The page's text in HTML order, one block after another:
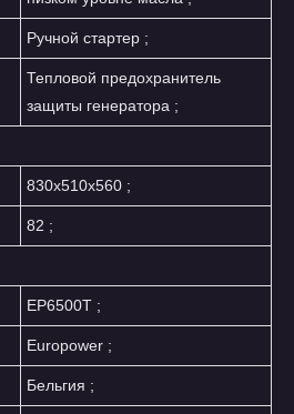
Ручной стартер ;
Тепловой предохранитель
защиты генератора ;
830х510х560 ;
82 ;
EP6500T ;
Europower ;
Бельгия ;